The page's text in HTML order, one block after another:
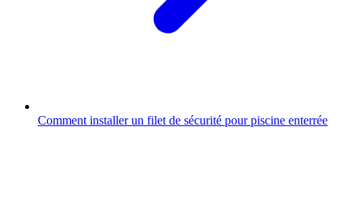
Comment installer un filet de sécurité pour piscine enterrée